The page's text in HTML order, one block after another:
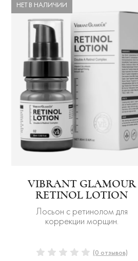
НЕТ В НАЛИЧИИ
VIBRANT GLAMOUR
RETINOL LOTION
Лосьон с ретинолом для
коррекции морщин.
(0 отзывов)